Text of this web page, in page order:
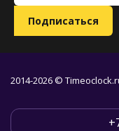
2014-2026 ©